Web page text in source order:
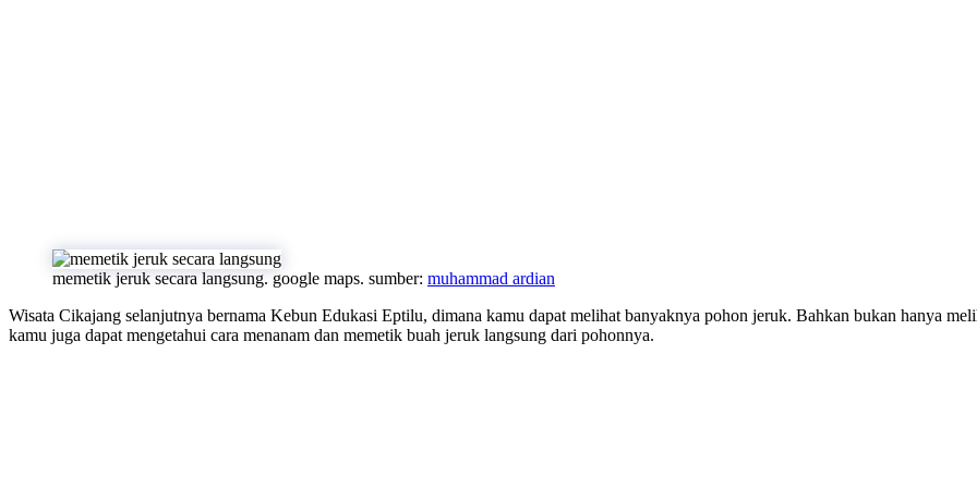
memetik jeruk secara langsung. google maps. sumber: muhammad ardian
Wisata Cikajang selanjutnya bernama Kebun Edukasi Eptilu, dimana kamu dapat melihat banyaknya pohon jeruk. Bahkan bukan hanya
kamu juga dapat mengetahui cara menanam dan memetik buah jeruk langsung dari pohonnya.